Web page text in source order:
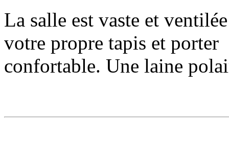
La salle est vaste et
votre propre tapis et porter
confortable. Une laine